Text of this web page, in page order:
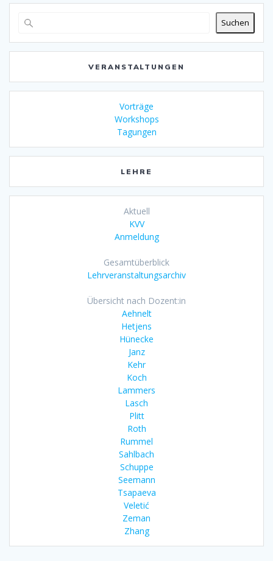
Suchen
VERANSTALTUNGEN
Vorträge
Workshops
Tagungen
LEHRE
Aktuell
KVV
Anmeldung
Gesamtüberblick
Lehrveranstaltungsarchiv
Übersicht nach Dozent:in
Aehnelt
Hetjens
Hünecke
Janz
Kehr
Koch
Lammers
Lasch
Plitt
Roth
Rummel
Sahlbach
Schuppe
Seemann
Tsapaeva
Veletić
Zeman
Zhang